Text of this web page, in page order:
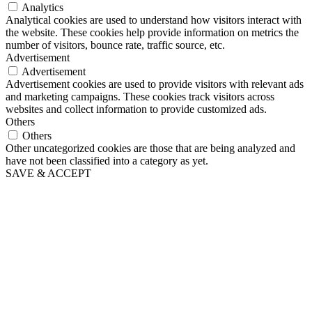
Analytics
Analytical cookies are used to understand how visitors interact with
the website. These cookies help provide information on metrics the
number of visitors, bounce rate, traffic source, etc.
Advertisement
Advertisement
Advertisement cookies are used to provide visitors with relevant ads
and marketing campaigns. These cookies track visitors across
websites and collect information to provide customized ads.
Others
Others
Other uncategorized cookies are those that are being analyzed and
have not been classified into a category as yet.
SAVE & ACCEPT